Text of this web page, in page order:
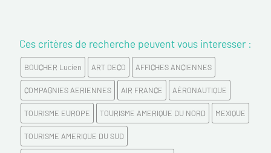
Ces critères de recherche peuvent vous interesser :
BOUCHER Lucien ART DECO AFFICHES ANCIENNES
COMPAGNIES AERIENNES AIR FRANCE AÉRONAUTIQUE
TOURISME EUROPE TOURISME AMERIQUE DU NORD MEXIQUE
TOURISME AMERIQUE DU SUD